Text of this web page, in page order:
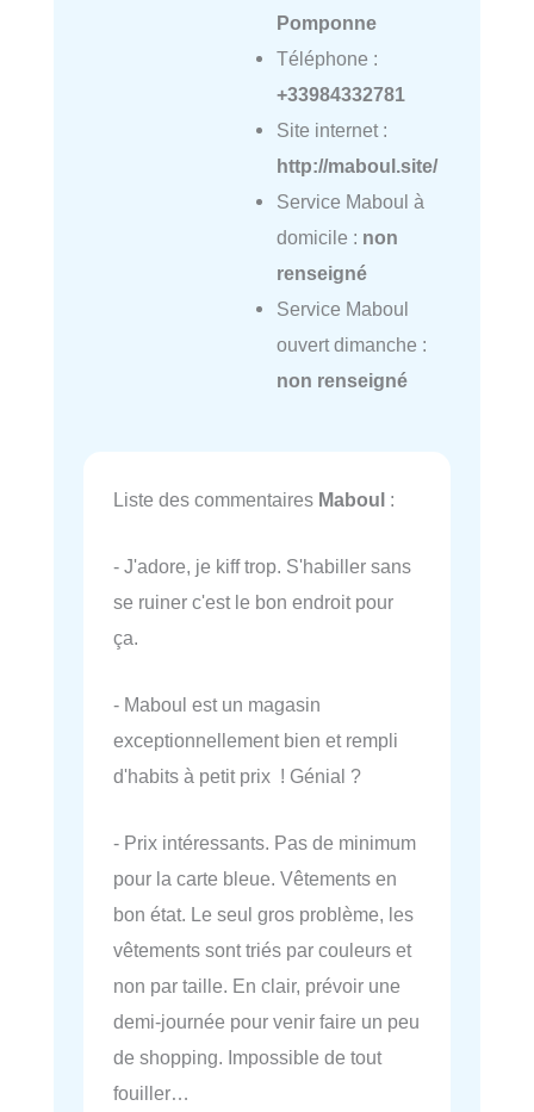
Pomponne
Téléphone :
+33984332781
Site internet :
http://maboul.site/
Service Maboul à
domicile : non
renseigné
Service Maboul
ouvert dimanche :
non renseigné
Liste des commentaires Maboul :
- J'adore, je kiff trop. S'habiller sans
se ruiner c'est le bon endroit pour
ça.
- Maboul est un magasin
exceptionnellement bien et rempli
d'habits à petit prix ! Génial ?
- Prix intéressants. Pas de minimum
pour la carte bleue. Vêtements en
bon état. Le seul gros problème, les
vêtements sont triés par couleurs et
non par taille. En clair, prévoir une
demi-journée pour venir faire un peu
de shopping. Impossible de tout
fouiller…